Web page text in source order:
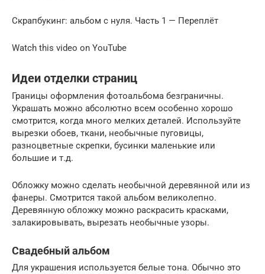
Скрапбукинг: альбом с нуля. Часть 1 — Переплёт
Watch this video on YouTube
Идеи отделки страниц
Границы оформления фотоальбома безграничны.
Украшать можно абсолютно всем особенно хорошо
смотрится, когда много мелких деталей. Используйте
вырезки обоев, ткани, необычные пуговицы,
разноцветные скрепки, бусинки маленькие или
большие и т.д.
Обложку можно сделать необычной деревянной или из
фанеры. Смотрится такой альбом великолепно.
Деревянную обложку можно раскрасить красками,
залакировывать, вырезать необычные узоры.
Свадебный альбом
Для украшения используется белые тона. Обычно это